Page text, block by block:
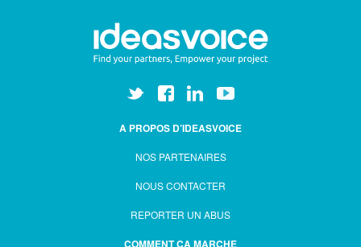
A PROPOS D’IDEASVOICE
NOS PARTENAIRES
NOUS CONTACTER
REPORTER UN ABUS
COMMENT ÇA MARCHE